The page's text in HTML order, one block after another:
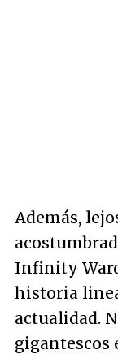
Además,
Infinity
historia
actualidad.
gigantescos